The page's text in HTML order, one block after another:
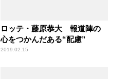
ロッテ・藤原恭大 報道陣の
心をつかんだある“配慮”
2019.02.15